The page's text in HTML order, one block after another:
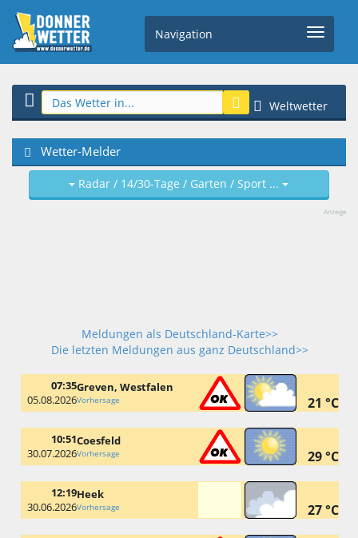
Navigation
Weltwetter
Wetter-Melder
Radar / 14/30-Tage / Garten / Sport ...
Anzeige
Meldungen als Deutschland-Karte>>
Die letzten Meldungen aus ganz Deutschland>>
07:35
05.08.2026
Greven, Westfalen
Vorhersage 21 °C
10:51
30.07.2026
Coesfeld
Vorhersage 29 °C
12:19
30.06.2026
Heek
Vorhersage 27 °C